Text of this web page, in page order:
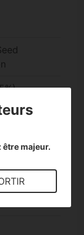
Sour,
être majeur.